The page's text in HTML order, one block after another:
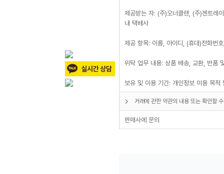
제공받는 자: (주)오너클랜, (주)젠트레
내 택배사
제공 항목: 이름, 아이디, (휴대)전화번
위탁 업무 내용: 상품 배송, 교환, 반품
보유 및 이용 기간: 개인정보 이용 목
거래에 관한 약관의 내용 또는 확인할
판매사에 문의